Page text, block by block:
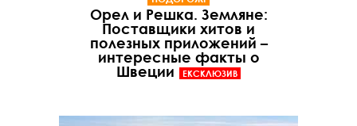
Орел и Решка. Земляне:
Поставщики хитов и
полезных приложений –
интересные факты о
Швеции
ЕКСКЛЮЗИВ